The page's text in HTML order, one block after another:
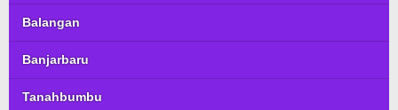
Balangan
Banjarbaru
Tanahbumbu